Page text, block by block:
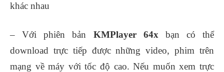
khác nhau
– Với phiên bản KMPlayer 64x bạn có thể
download trực tiếp được những video, phim trên
mạng về máy với tốc độ cao. Nếu muốn xem trực